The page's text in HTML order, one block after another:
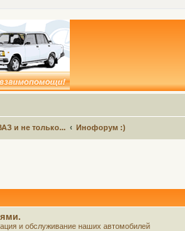
и не только... Инофорум :)
и обслуживание наших автомобилей